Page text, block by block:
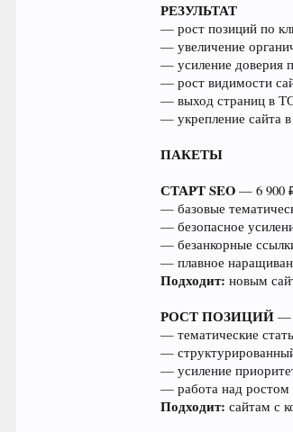
РЕЗУЛЬТАТ
— рост позиций по
— увеличение
— усиление доверия
— рост видимости
— выход страниц в
— укрепление сайта
ПАКЕТЫ
СТАРТ SEO — 6 900
— базовые
— безопасное
— безанкорные
— плавное
Подходит: новым
РОСТ ПОЗИЦИЙ —
— тематические
—
— усиление
— работа над ростом
Подходит: сайтам с